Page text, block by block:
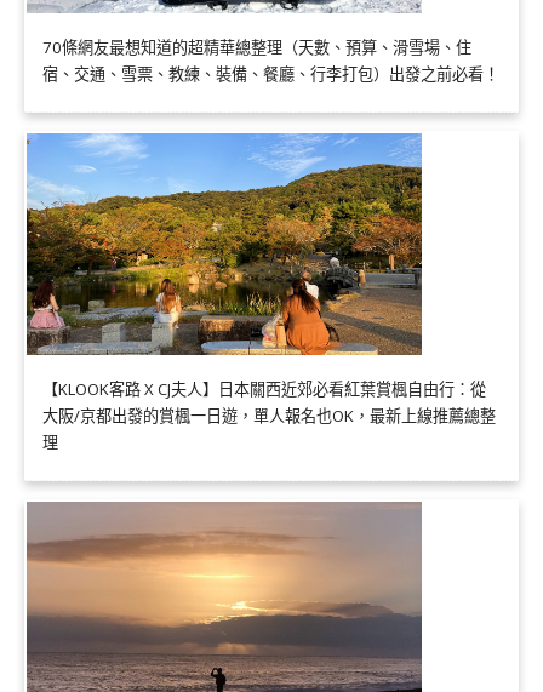
70條網友最想知道的超精華總整理（天數、預算、滑雪場、住
宿、交通、雪票、教練、裝備、餐廳、行李打包）出發之前必看！
【KLOOK客路 X CJ夫人】日本關西近郊必看紅葉賞楓自由行：從
大阪/京都出發的賞楓一日遊，單人報名也OK，最新上線推薦總整
理